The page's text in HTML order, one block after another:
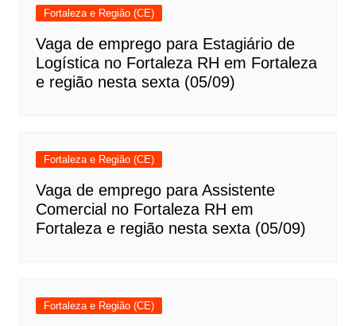
Fortaleza e Região (CE)
Vaga de emprego para Estagiário de
Logística no Fortaleza RH em Fortaleza
e região nesta sexta (05/09)
Fortaleza e Região (CE)
Vaga de emprego para Assistente
Comercial no Fortaleza RH em
Fortaleza e região nesta sexta (05/09)
Fortaleza e Região (CE)